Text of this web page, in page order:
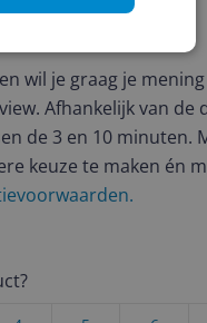
wil je graag je
Afhankelijk van
de 3 en 10 minuten.
keuze te maken én